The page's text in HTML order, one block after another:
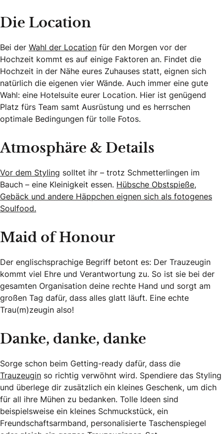
Die Location
Bei der Wahl der Location für den Morgen vor der
Hochzeit kommt es auf einige Faktoren an. Findet die
Hochzeit in der Nähe eures Zuhauses statt, eignen sich
natürlich die eigenen vier Wände. Auch immer eine gute
Wahl: eine Hotelsuite eurer Location. Hier ist genügend
Platz fürs Team samt Ausrüstung und es herrschen
optimale Bedingungen für tolle Fotos.
Atmosphäre & Details
Vor dem Styling solltet ihr – trotz Schmetterlingen im
Bauch – eine Kleinigkeit essen. Hübsche Obstspieße,
Gebäck und andere Häppchen eignen sich als fotogenes
Soulfood.
Maid of Honour
Der englischsprachige Begriff betont es: Der Trauzeugin
kommt viel Ehre und Verantwortung zu. So ist sie bei der
gesamten Organisation deine rechte Hand und sorgt am
großen Tag dafür, dass alles glatt läuft. Eine echte
Trau(m)zeugin also!
Danke, danke, danke
Sorge schon beim Getting-ready dafür, dass die
Trauzeugin so richtig verwöhnt wird. Spendiere das Styling
und überlege dir zusätzlich ein kleines Geschenk, um dich
für all ihre Mühen zu bedanken. Tolle Ideen sind
beispielsweise ein kleines Schmuckstück, ein
Freundschaftsarmband, personalisierte Taschenspiegel